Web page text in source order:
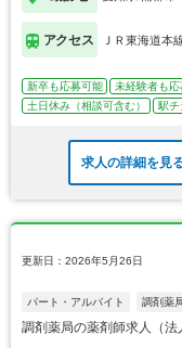
アクセス ＪＲ東海道本
新卒も応募可能 未経験者も応
土日休み（相談可含む）
駅チ
求人の詳細を見
更新日：2026年5月26日
パート・アルバイト 調剤薬
調剤薬局の薬剤師求人（